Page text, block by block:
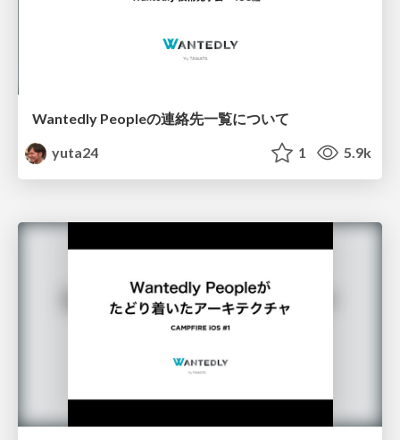
Wantedly Peopleの連絡先一覧について
yuta24
1 5.9k